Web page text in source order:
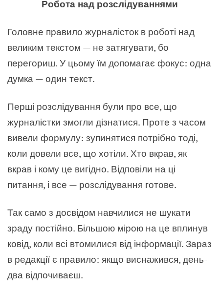
Робота над розслідуваннями
Головне правило журналісток в роботі над
великим текстом — не затягувати, бо
перегориш. У цьому їм допомагає фокус: одна
думка — один текст.
Перші розслідування були про все, що
журналістки змогли дізнатися. Проте з часом
вивели формулу: зупинятися потрібно тоді,
коли довели все, що хотіли. Хто вкрав, як
вкрав і кому це вигідно. Відповіли на ці
питання, і все — розслідування готове.
Так само з досвідом навчилися не шукати
зраду постійно. Більшою мірою на це вплинув
ковід, коли всі втомилися від інформації. Зараз
в редакції є правило: якщо виснажився, день-
два відпочиваєш.